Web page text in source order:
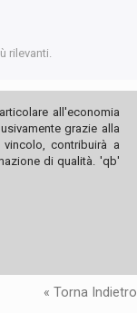
rilevanti.
all'economia
grazie alla
contribuirà a
di qualità. 'qb'
« Torna Indietro